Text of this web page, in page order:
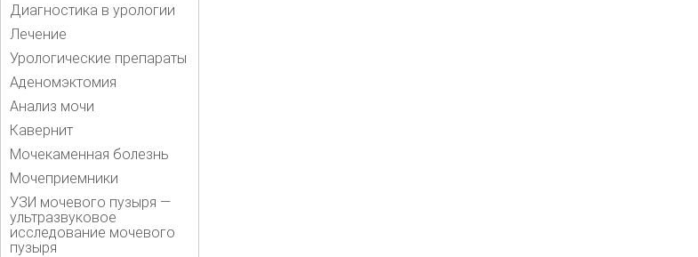
Диагностика в урологии
Лечение
Урологические препараты
Аденомэктомия
Анализ мочи
Кавернит
Мочекаменная болезнь
Мочеприемники
УЗИ мочевого пузыря —
ультразвуковое
исследование мочевого
пузыря